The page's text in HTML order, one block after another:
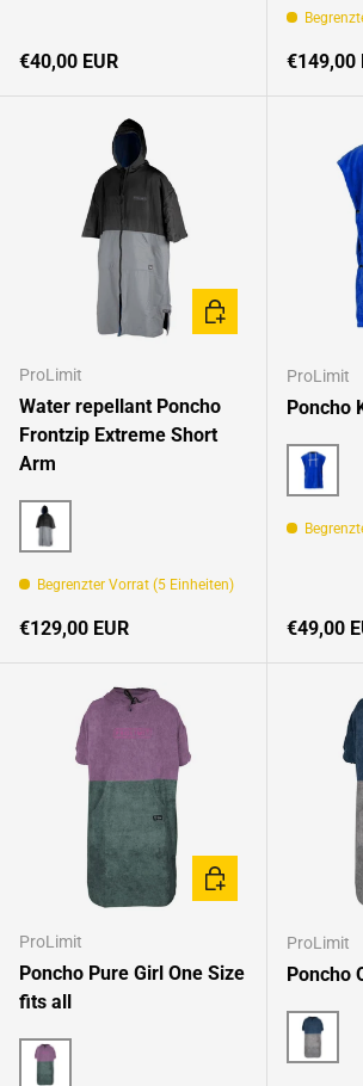
Normaler Preis
€40,00 EUR €149,00
ProLimit
Water repellant Poncho
Frontzip Extreme Short
Arm
Begrenzter Vorrat (5 Einheiten)
Normaler Preis
€129,00 EUR
OPTIONEN
ProLimit
Poncho
€49,00
ProLimit
Poncho Pure Girl One Size
fits all
OPTIONEN
ProLimit
Poncho